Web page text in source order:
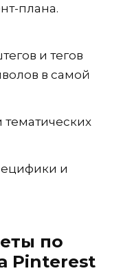
плана.
и тегов
в самой
и
по
Pinterest